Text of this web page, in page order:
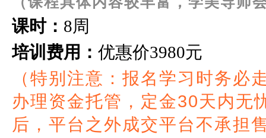
课时： 8周
培训费用： 优惠价3980元
（特别注意：报名学习时务必
办理资金托管，定金30天内无
后，平台之外成交平台不承担